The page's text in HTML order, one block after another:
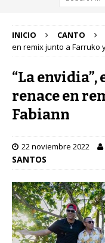
INICIO CANTO
en remix junto a Farruko
“La envidia”,
renace en
Fabiann
22 noviembre 2022
SANTOS